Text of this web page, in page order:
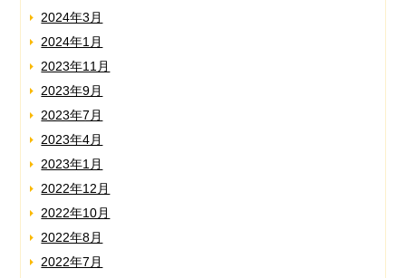
2024年3月
2024年1月
2023年11月
2023年9月
2023年7月
2023年4月
2023年1月
2022年12月
2022年10月
2022年8月
2022年7月